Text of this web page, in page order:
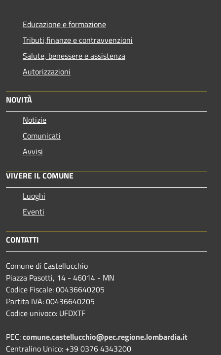
Educazione e formazione
Tributi,finanze e contravvenzioni
Salute, benessere e assistenza
Autorizzazioni
NOVITÀ
Notizie
Comunicati
Avvisi
VIVERE IL COMUNE
Luoghi
Eventi
CONTATTI
Comune di Castellucchio
Piazza Pasotti, 14 - 46014 - MN
Codice Fiscale: 00436640205
Partita IVA: 00436640205
Codice univoco: UFDXTF
PEC:comune.castellucchio@pec.regione.lombardia.it
Centralino Unico: +39 0376 4343200